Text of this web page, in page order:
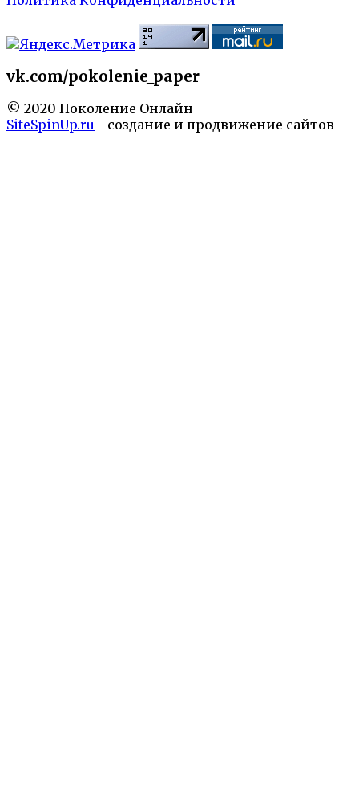
vk.com/pokolenie_paper
© 2020 Поколение Онлайн
SiteSpinUp.ru - создание и продвижение сайтов